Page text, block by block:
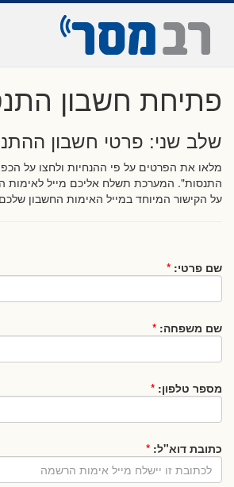
פתיחת חשבון
שלב שני: פרטי חשבון
מלאו את הפרטים על פי ההנחיות ולחצו על
התנסות". המערכת תשלח אליכם מייל
על הקישור המיוחד במייל האימות החשבון
שם פרטי: *
שם משפחה: *
מספר טלפון: *
כתובת דוא"ל: *